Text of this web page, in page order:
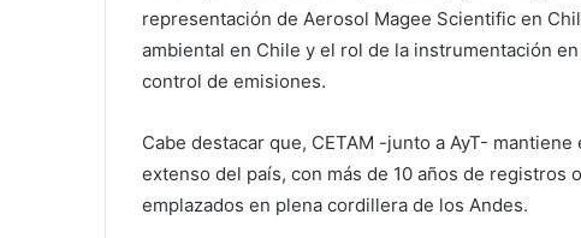
representación de Aerosol Magee Scientific en
ambiental en Chile y el rol de la instrumentación
control de emisiones.
Cabe destacar que, CETAM -junto a AyT-
extenso del país, con más de 10 años de registros
emplazados en plena cordillera de los Andes.